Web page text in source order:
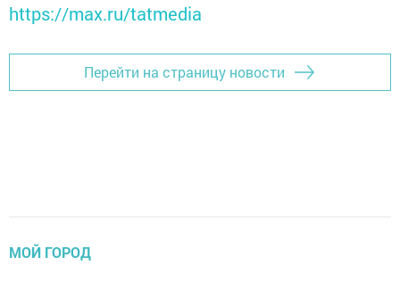
https://max.ru/tatmedia
Перейти на страницу новости
МОЙ ГОРОД